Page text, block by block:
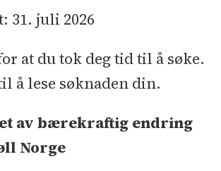
31. juli 2026
at du tok deg tid til å søke.
å lese søknaden din.
av bærekraftig endring
Norge